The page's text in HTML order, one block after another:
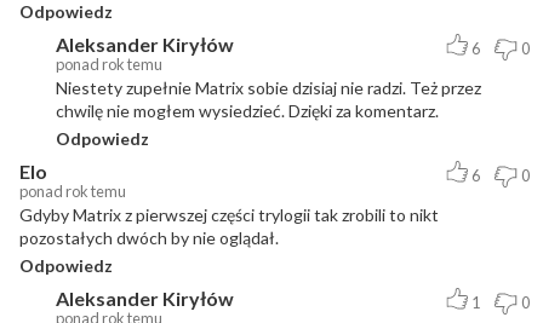
Odpowiedz
Aleksander Kiryłów
ponad rok temu
6 0
Niestety zupełnie Matrix sobie dzisiaj nie radzi. Też przez
chwilę nie mogłem wysiedzieć. Dzięki za komentarz.
Odpowiedz
Elo
ponad rok temu
6 0
Gdyby Matrix z pierwszej części trylogii tak zrobili to nikt
pozostałych dwóch by nie oglądał.
Odpowiedz
Aleksander Kiryłów
ponad rok temu
1 0